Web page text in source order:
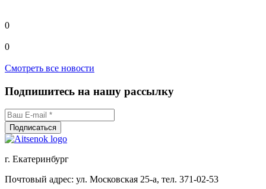
0
0
Смотреть все новости
Подпишитесь на нашу рассылку
г. Екатеринбург
Почтовый адрес: ул. Московская 25-а, тел. 371-02-53